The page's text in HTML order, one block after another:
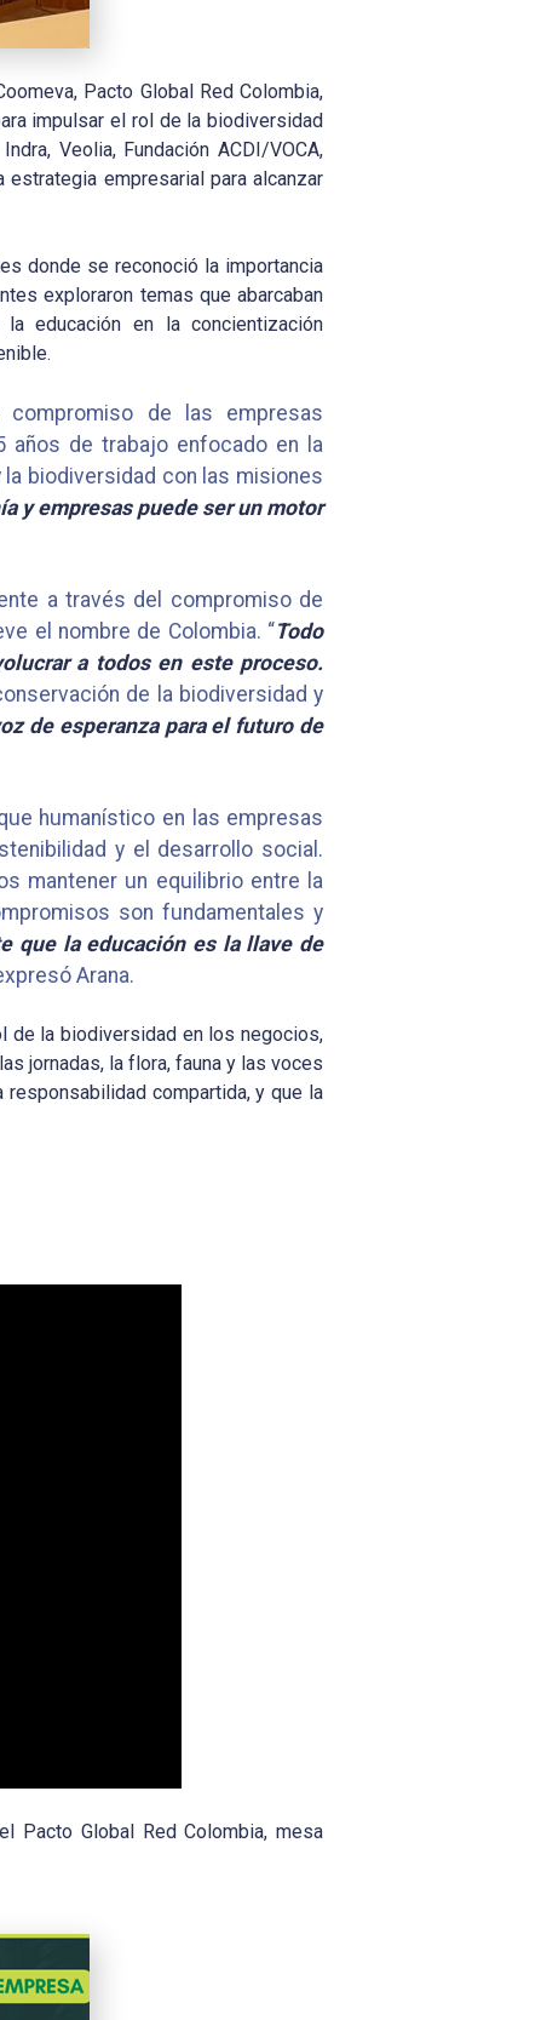
Pacto Global Red Colombia,
impulsar el rol de la biodiversidad
Veolia, Fundación ACDI/VOCA,
empresarial para alcanzar
donde se reconoció la importancia
exploraron temas que abarcaban
educación en la concientización
de las empresas
años de trabajo enfocado en la
biodiversidad con las misiones
y empresas puede ser un motor
a través del compromiso de
el nombre de Colombia. “Todo
a todos en este proceso.
de la biodiversidad y
de esperanza para el futuro de
humanístico en las empresas
y el desarrollo social.
mantener un equilibrio entre la
son fundamentales y
que la educación es la llave de
Arana.
de la biodiversidad en los negocios,
jornadas, la flora, fauna y las voces
compartida, y que la
Pacto Global Red Colombia, mesa